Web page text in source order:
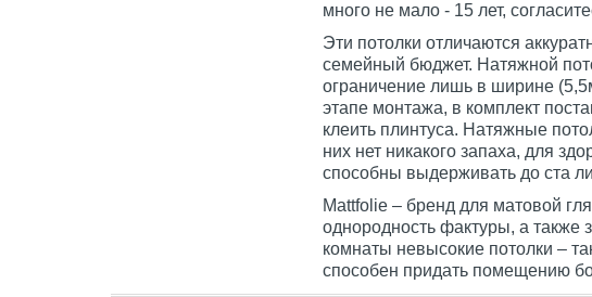
много не мало - 15 лет,
Эти потолки отличаются
семейный бюджет. Натяжной
ограничение лишь в ширине
этапе монтажа, в комплект
клеить плинтуса. Натяжные
них нет никакого запаха, для
способны выдерживать до ста
Mattfolie – бренд для матовой
однородность фактуры, а также
комнаты невысокие потолки –
способен придать помещению